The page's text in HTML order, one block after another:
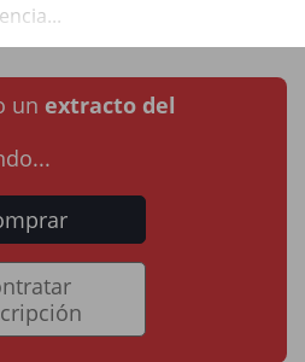
un extracto del